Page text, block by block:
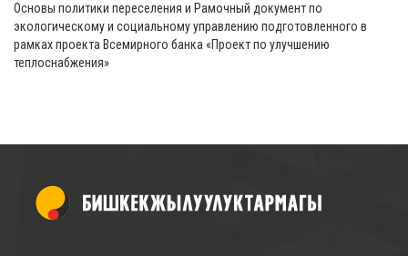
Основы политики переселения и Рамочный документ по
экологическому и социальному управлению подготовленного в
рамках проекта Всемирного банка «Проект по улучшению
теплоснабжения»